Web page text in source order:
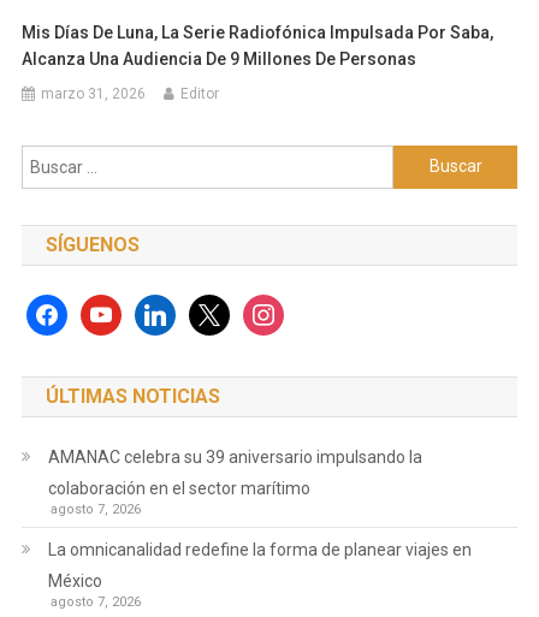
Mis Días De Luna, La Serie Radiofónica Impulsada Por Saba,
Alcanza Una Audiencia De 9 Millones De Personas
marzo 31, 2026 Editor
Buscar:
SÍGUENOS
facebookyoutubelinkedinx instagram
ÚLTIMAS NOTICIAS
AMANAC celebra su 39 aniversario impulsando la
colaboración en el sector marítimo
agosto 7, 2026
La omnicanalidad redefine la forma de planear viajes en
México
agosto 7, 2026